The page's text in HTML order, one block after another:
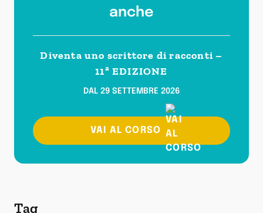
anche
Diventa uno scrittore di racconti –
11ª EDIZIONE
DAL 29 SETTEMBRE 2026
VAI AL CORSO
Tag